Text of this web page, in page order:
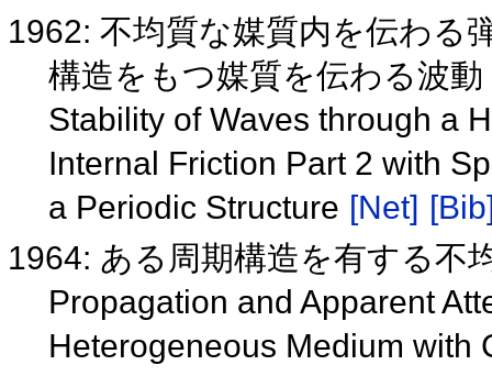
1962: 不均質な媒質内を伝わる
構造をもつ媒質を伝わる波動
Stability of Waves through a
Internal Friction Part 2 with
a Periodic Structure [Net]
1964: ある周期構造を有する不
Propagation and Apparent
Heterogeneous Medium